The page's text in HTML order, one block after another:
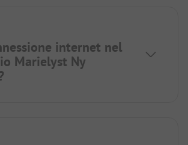
internet nel
Marielyst Ny